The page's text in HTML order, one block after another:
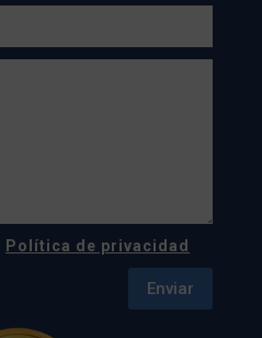
Política de privacidad
Enviar